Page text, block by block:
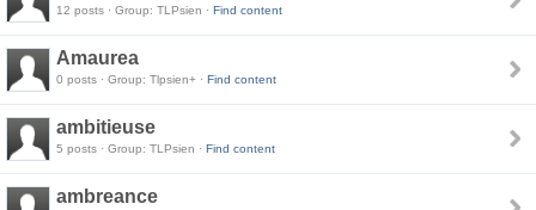
12 posts · Group: TLPsien · Find content
Amaurea
0 posts · Group: Tlpsien+ · Find content
ambitieuse
5 posts · Group: TLPsien · Find content
ambreance